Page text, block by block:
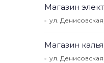
Магазин
ул.
Магазин
ул.